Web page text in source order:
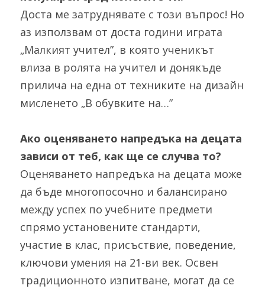
Доста ме затруднявате с този въпрос! Но
аз използвам от доста години играта
„Малкият учител”, в която ученикът
влиза в ролята на учител и донякъде
прилича на една от техниките на дизайн
мисленето „В обувките на…”
Ако оценяването напредъка на децата
зависи от теб, как ще се случва то?
Оценяването напредъка на децата може
да бъде многопосочно и балансирано
между успех по учебните предмети
спрямо установените стандарти,
участие в клас, присъствие, поведение,
ключови умения на 21-ви век. Освен
традиционното изпитване, могат да се